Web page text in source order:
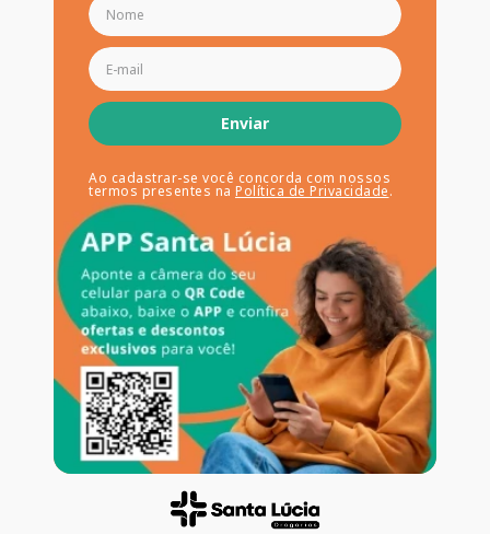
Enviar
Ao cadastrar-se você concorda com nossos
termos presentes na Política de Privacidade.